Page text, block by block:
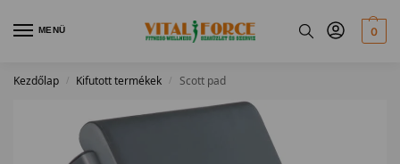
MENÜ 0
Kezdőlap / Kifutott termékek / Scott pad